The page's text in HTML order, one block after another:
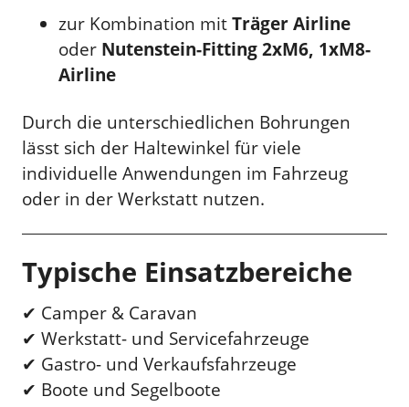
zur Kombination mitTräger Airline
oder Nutenstein-Fitting 2xM6, 1xM8-
Airline
Durch die unterschiedlichen Bohrungen
lässt sich der Haltewinkel für viele
individuelle Anwendungen im Fahrzeug
oder in der Werkstatt nutzen.
Typische Einsatzbereiche
✔ Camper & Caravan
✔ Werkstatt- und Servicefahrzeuge
✔ Gastro- und Verkaufsfahrzeuge
✔ Boote und Segelboote